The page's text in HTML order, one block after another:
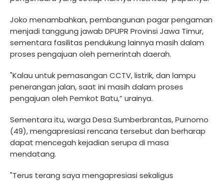
Joko menambahkan, pembangunan pagar pengaman
menjadi tanggung jawab DPUPR Provinsi Jawa Timur,
sementara fasilitas pendukung lainnya masih dalam
proses pengajuan oleh pemerintah daerah.
"Kalau untuk pemasangan CCTV, listrik, dan lampu
penerangan jalan, saat ini masih dalam proses
pengajuan oleh Pemkot Batu,” urainya.
Sementara itu, warga Desa Sumberbrantas, Purnomo
(49), mengapresiasi rencana tersebut dan berharap
dapat mencegah kejadian serupa di masa
mendatang.
"Terus terang saya mengapresiasi sekaligus